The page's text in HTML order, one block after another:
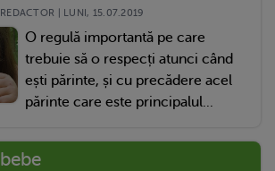
| LUNI, 15.07.2019
O regulă importantă pe care
trebuie să o respecți atunci când
ești părinte, și cu precădere acel
părinte care este principalul...